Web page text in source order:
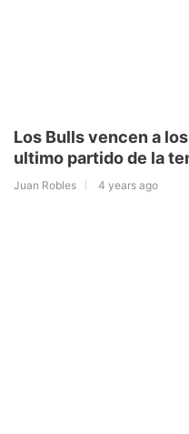
Los Bulls vencen a
ultimo partido de la
Juan Robles 4 years ago